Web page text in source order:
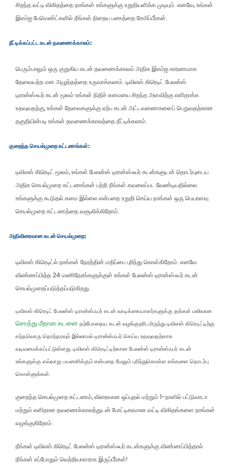
சிறந்த வட்டி விகிதத்தை நாங்கள் உங்களுக்கு உறுதியளிக்க முடியும். எனவே, உங்கள்
இஎம்ஐ பேமெண்ட்களில் நீங்கள் நிறைய பணத்தை சேமிப்பீர்கள்.
நீட்டிக்கப்பட்ட கடன் தவணைக்காலம்:
பெரும்பாலும் ஒரு குறுகிய கடன் தவணைக்காலம் அதிக இஎம்ஐ காரணமாக
தேவையற்ற மன அழுத்தத்தை உருவாக்கலாம். டிவிஎஸ் கிரெடிட் பேலன்ஸ்
டிரான்ஸ்ஃபர் கடன் மூலம் உங்கள் நிதிச் சுமையை சிறந்த அளவிற்கு எளிதாக்க
உதவுவதற்கு, உங்கள் தேவைகளுக்கு ஏற்ப கடன் அட்டவணைகளைப் பெறுவதற்கான
தகுதியின்படி உங்கள் தவணைக்காலத்தை நீட்டிக்கலாம்.
குறைந்த செயல்முறை கட்டணங்கள்:
டிவிஎஸ் கிரெடிட் மூலம், உங்கள் பேலன்ஸ் டிரான்ஸ்ஃபர் கடன்களுடன் தொடர்புடைய
அதிக செயல்முறை கட்டணங்கள் பற்றி நீங்கள் கவலைப்பட வேண்டியதில்லை.
உங்களுக்கு கூடுதல் சுமை இல்லை என்பதை உறுதி செய்ய நாங்கள் ஒரு பெயரளவு
செயல்முறை கட்டணத்தை வசூலிக்கிறோம்.
அதிவிரைவான கடன் செயல்முறை:
டிவிஎஸ் கிரெடிட்ல் நாங்கள் நேரத்தின் மதிப்பை புரிந்து கொள்கிறோம். எனவே
விண்ணப்பித்த 24 மணிநேரங்களுக்குள் உங்கள் பேலன்ஸ் டிரான்ஸ்ஃபர் கடன்
செயல்முறைப்படுத்தப்படுகிறது.
டிவிஎஸ் கிரெடிட் பேலன்ஸ் டிரான்ஸ்ஃபர் கடன் வாடிக்கையாளர்களுக்கு தங்கள் மலிவான
சொத்து மீதான கடனை தற்போதைய கடன் வழங்குநரிடமிருந்து டிவிஎஸ் கிரெடிட்டிற்கு
எந்தவொரு தொந்தரவும் இல்லாமல் டிரான்ஸ்ஃபர் செய்ய உதவுவதற்காக
வடிவமைக்கப்பட்டுள்ளது. டிவிஎஸ் கிரெடிட்டிற்கான பேலன்ஸ் டிரான்ஸ்ஃபர் கடன்
உங்களுக்கு எவ்வாறு பயனளிக்கும் என்பதை மேலும் புரிந்துகொள்ள எங்களை தொடர்பு
கொள்ளுங்கள்.
குறைந்த செயல்முறை கட்டணம், விரைவான ஒப்புதல் மற்றும் 1-நாளில் பட்டுவாடா
மற்றும் எளிதான தவணைக்காலத்துடன் போட்டிகரமான வட்டி விகிதங்களை நாங்கள்
வழங்குகிறோம்.
நீங்கள் டிவிஎஸ் கிரெடிட் பேலன்ஸ் டிரான்ஸ்ஃபர் கடன்களுக்கு விண்ணப்பித்தால்
நீங்கள் எப்போதும் வெற்றியாளராக இருப்பீர்கள்!